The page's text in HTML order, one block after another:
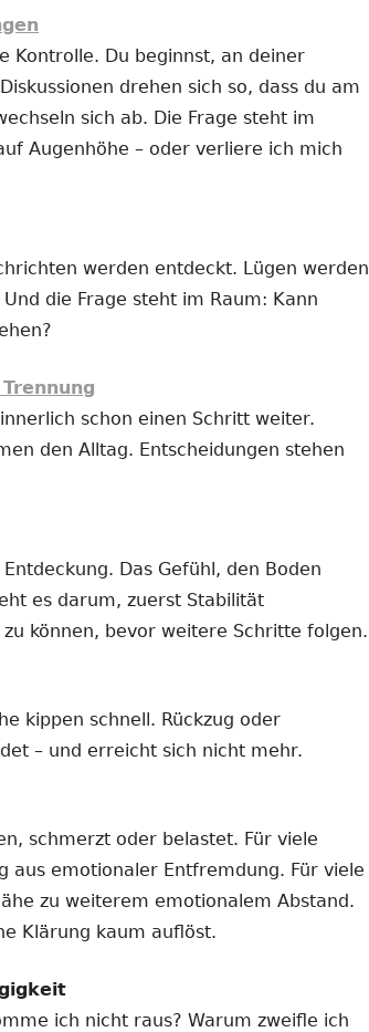
Kontrolle. Du beginnst, an deiner
drehen sich so, dass du am
sich ab. Die Frage steht im
Augenhöhe – oder verliere ich mich
werden entdeckt. Lügen werden
die Frage steht im Raum: Kann
schon einen Schritt weiter.
den Alltag. Entscheidungen stehen
Das Gefühl, den Boden
es darum, zuerst Stabilität
können, bevor weitere Schritte folgen.
kippen schnell. Rückzug oder
– und erreicht sich nicht mehr.
schmerzt oder belastet. Für viele
aus emotionaler Entfremdung. Für viele
zu weiterem emotionalem Abstand.
Klärung kaum auflöst.
ich nicht raus? Warum zweifle ich